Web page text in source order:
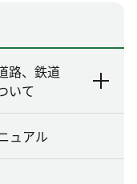
路、鉄道
いて
ュアル